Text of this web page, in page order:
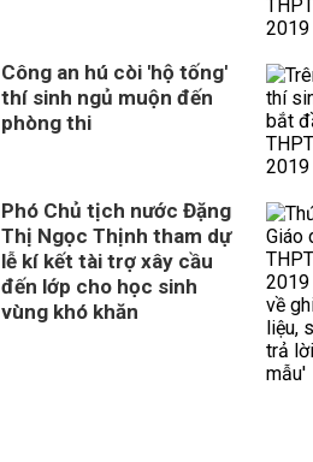
Công an hú còi 'hộ tống'
thí sinh ngủ muộn đến
phòng thi
Phó Chủ tịch nước Đặng
Thị Ngọc Thịnh tham dự
lễ kí kết tài trợ xây cầu
đến lớp cho học sinh
vùng khó khăn